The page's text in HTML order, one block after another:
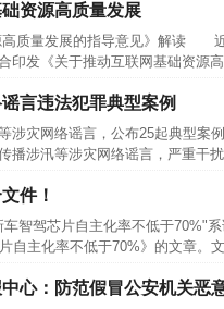
资源高质量发展
质量发展的指导意见》解读 近
印发《关于推动互联网基础资源
言违法犯罪典型案例
涉灾网络谣言，公布25起典型
播涉汛等涉灾网络谣言，严重干
件！
智驾芯片自主化率不低于
自主化率不低于70%》的文章。
心：防范假冒公安机关恶